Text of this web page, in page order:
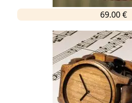
69.00 €